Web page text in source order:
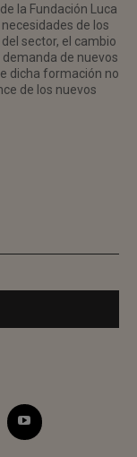
la Fundación Luca
de los
sector, el cambio
de nuevos
dicha formación no
de los nuevos